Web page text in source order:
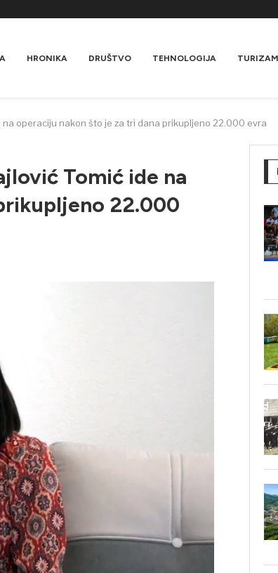
HRONIKA DRUŠTVO TEHNOLOGIJA TURIZAM
na operaciju nakon što je za tri dana prikupljeno 22.000 evra
Tomić ide na
22.000